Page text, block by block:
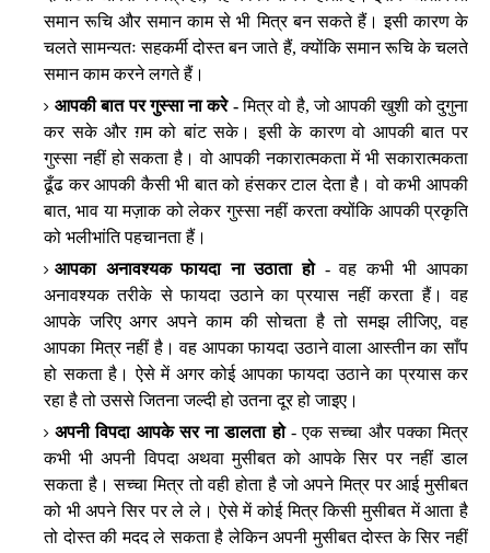
समान रूचि और समान काम से भी मित्र बन सकते हैं। इसी कारण के
चलते सामन्यतः सहकर्मी दोस्त बन जाते हैं, क्योंकि समान रूचि के चलते
समान काम करने लगते हैं।
आपकी बात पर गुस्सा ना करे -मित्र वो है, जो आपकी खुशी को दुगुना
कर सके और ग़म को बांट सके। इसी के कारण वो आपकी बात पर
गुस्सा नहीं हो सकता है। वो आपकी नकारात्मकता में भी सकारात्मकता
ढूँढ कर आपकी कैसी भी बात को हंसकर टाल देता है। वो कभी आपकी
बात, भाव या मज़ाक को लेकर गुस्सा नहीं करता क्योंकि आपकी प्रकृति
को भलीभांति पहचानता हैं।
आपका अनावश्यक फायदा ना उठाता हो - वह कभी भी आपका
अनावश्यक तरीके से फायदा उठाने का प्रयास नहीं करता हैं। वह
आपके जरिए अगर अपने काम की सोचता है तो समझ लीजिए, वह
आपका मित्र नहीं है। वह आपका फायदा उठाने वाला आस्तीन का साँप
हो सकता है। ऐसे में अगर कोई आपका फायदा उठाने का प्रयास कर
रहा है तो उससे जितना जल्दी हो उतना दूर हो जाइए।
अपनी विपदा आपके सर ना डालता हो - एक सच्चा और पक्का मित्र
कभी भी अपनी विपदा अथवा मुसीबत को आपके सिर पर नहीं डाल
सकता है। सच्चा मित्र तो वही होता है जो अपने मित्र पर आई मुसीबत
को भी अपने सिर पर ले ले। ऐसे में कोई मित्र किसी मुसीबत में आता है
तो दोस्त की मदद ले सकता है लेकिन अपनी मुसीबत दोस्त के सिर नहीं